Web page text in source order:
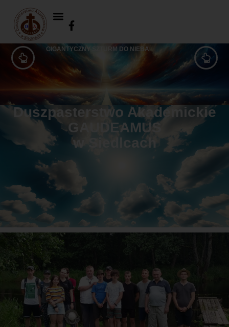
GIGANTYCZNY SZTURM DO NIEBA
Duszpasterstwo Akademickie
GAUDEAMUS
w Siedlcach